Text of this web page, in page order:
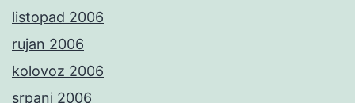
listopad 2006
rujan 2006
kolovoz 2006
srpanj 2006